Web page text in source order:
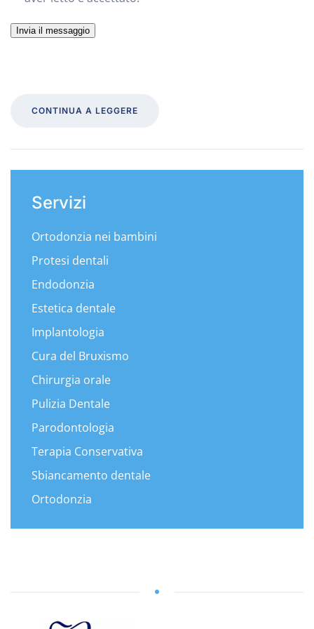
Invia il messaggio
CONTINUA A LEGGERE
Servizi
Ortodonzia nei bambini
Protesi dentali
Endodonzia
Estetica dentale
Implantologia
Cura del Bruxismo
Chirurgia orale
Pulizia Dentale
Parodontologia
Terapia Conservativa
Sbiancamento dentale
Ortodonzia